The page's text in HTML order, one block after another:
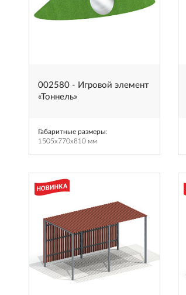
002580 - Игровой элемент
«Тоннель»
Габаритные размеры:
1505x770x810 мм